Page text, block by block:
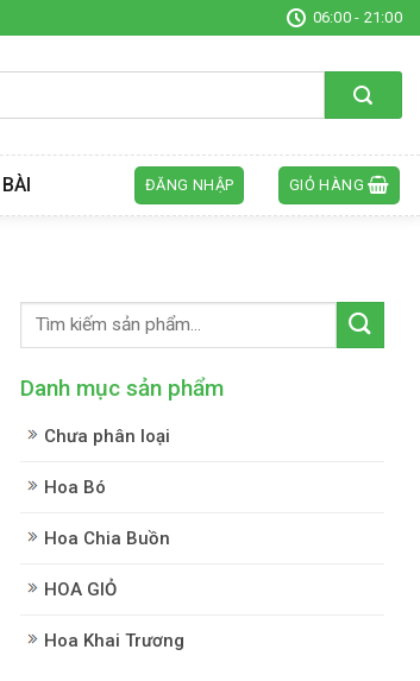
06:00 - 21:00
ĐĂNG NHẬP GIỎ HÀNG
Danh mục sản phẩm
Chưa phân loại
Hoa Bó
Hoa Chia Buồn
HOA GIỎ
Hoa Khai Trương